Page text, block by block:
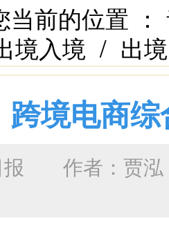
前的位置 ：
境入境 / 出境
跨境电商
报 作者： 贾泓